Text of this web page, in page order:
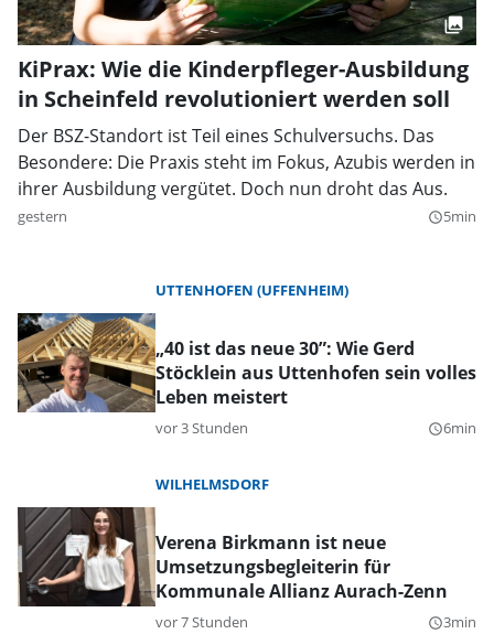
KiPrax: Wie die Kinderpfleger-Ausbildung
in Scheinfeld revolutioniert werden soll
Der BSZ-Standort ist Teil eines Schulversuchs. Das
Besondere: Die Praxis steht im Fokus, Azubis werden in
ihrer Ausbildung vergütet. Doch nun droht das Aus.
gestern query_builder5min
UTTENHOFEN (UFFENHEIM)
„40 ist das neue 30”: Wie Gerd
Stöcklein aus Uttenhofen sein volles
Leben meistert
vor 3 Stunden query_builder6min
WILHELMSDORF
Verena Birkmann ist neue
Umsetzungsbegleiterin für
Kommunale Allianz Aurach-Zenn
vor 7 Stunden query_builder3min